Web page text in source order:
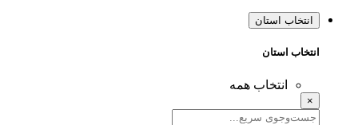
انتخاب استان
انتخاب استان
انتخاب همه
×